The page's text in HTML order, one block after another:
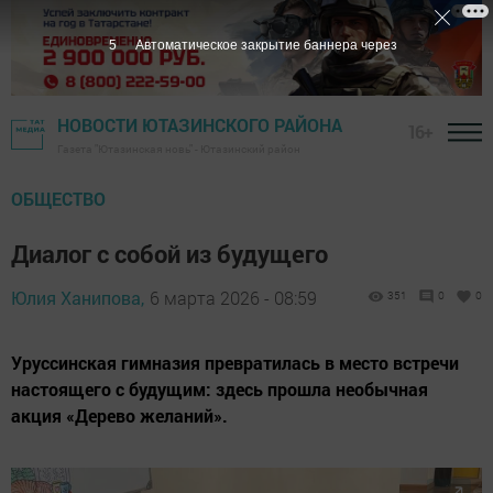
НОВОСТИ ЮТАЗИНСКОГО РАЙОНА
ОБЩЕСТВО
Диалог с собой из будущего
Юлия Ханипова, 6 марта 2026 - 08:59 351 0 0
Уруссинская гимназия превратилась в место встречи
настоящего с будущим: здесь прошла необычная
акция «Дерево желаний».
4 Автоматическое закрытие баннера через